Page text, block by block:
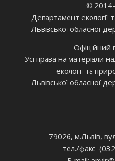
©
Департамент екології
Львівської обласної
Офіційний
Усі права на матеріали
екології та
Львівської обласної
79026, м.Львів,
тел./факс